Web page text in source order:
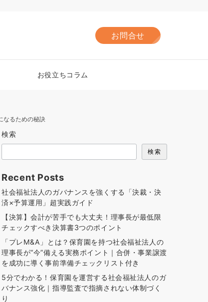
お問合せ
お役立ちコラム
なるための秘訣
検索
検索
Recent Posts
社会福祉法人のガバナンスを強くする「決裁・決
済×予算運用」超実践ガイド
【決算】会計が苦手でも大丈夫！理事長が最低限
チェックすべき決算書3つのポイント
「プレM&A」とは？保育園を持つ社会福祉法人の
理事長が“今”備える実務ポイント｜合併・事業譲渡
を成功に導く事前準備チェックリスト付き
5分でわかる！保育園を運営する社会福祉法人のガ
バナンス強化｜指導監査で指摘されない体制づく
り